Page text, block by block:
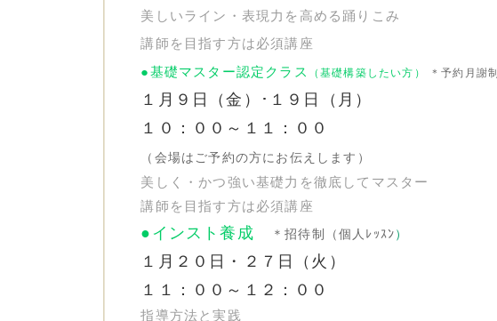
美しいライン・表現力を高める踊りこみ
講師を目指す方は必須講座
●基礎マスター認定クラス
（基礎構築したい方） ＊予約月謝制
１月９日（金）･１９日（月）
１０：００～１１：００
（会場はご予約の方にお伝えします）
美しく・かつ強い基礎力を徹底してマスター
講師を目指す方は必須講座
●インスト養成 ＊招待制（個人ﾚｯｽﾝ）
１月２０日・２７日
（火）
１１：００～１２：００
指導方法と実践